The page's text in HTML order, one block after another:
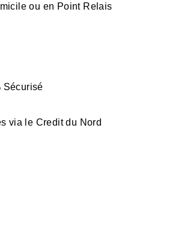
ou en Point Relais
Sécurisé
via le Credit du Nord